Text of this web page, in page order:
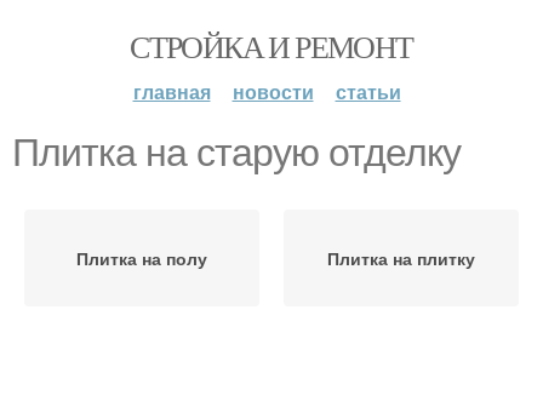
СТРОЙКА И РЕМОНТ
главная новости статьи
Плитка на старую отделку
Плитка на полу Плитка на плитку